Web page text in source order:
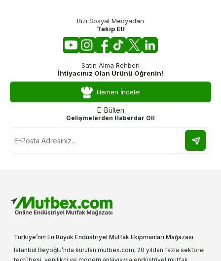
Bizi Sosyal Medyadan
Takip Et!
Satın Alma Rehberi
İhtiyacınız Olan Ürünü Öğrenin!
Hemen İncele!
E-Bülten
Gelişmelerden Haberdar Ol!
Türkiye’nin En Büyük Endüstriyel Mutfak Ekipmanları Mağazası
İstanbul Beyoğlu’nda kurulan mutbex.com, 20 yıldan fazla sektörel